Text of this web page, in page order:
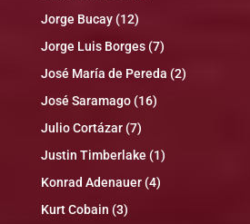
Jorge Bucay(12)
Jorge Luis Borges(7)
José María de Pereda (2)
José Saramago(16)
Julio Cortázar(7)
Justin Timberlake (1)
Konrad Adenauer(4)
Kurt Cobain (3)